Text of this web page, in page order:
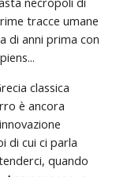
tracce umane
di anni prima con
classica
è ancora
di cui ci parla
quando